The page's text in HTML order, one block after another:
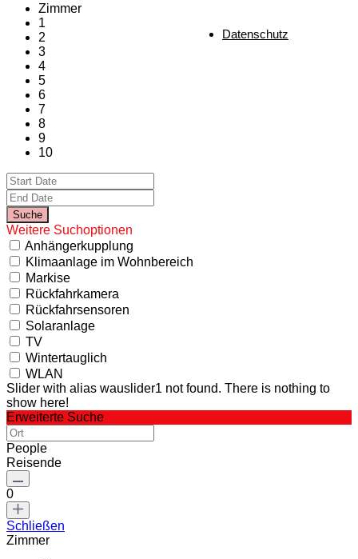
Datenschutz
Zimmer
1
2
3
4
5
6
7
8
9
10
Weitere Suchoptionen
Anhängerkupplung
Klimaanlage im Wohnbereich
Markise
Rückfahrkamera
Rückfahrsensoren
Solaranlage
TV
Wintertauglich
WLAN
Slider with alias wauslider1 not found. There is nothing to
show here!
Erweiterte Suche
People
Reisende
0
Schließen
Zimmer